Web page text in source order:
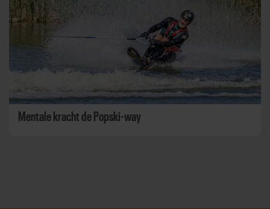
Mentale kracht de Popski-way